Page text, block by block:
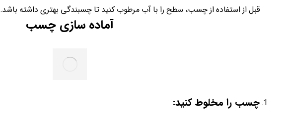
قبل از استفاده از چسب، سطح را با آب مرطوب کنید تا چسبندگی بهتری داشته باشد.
آماده سازی چسب
چسب را مخلوط کنید: